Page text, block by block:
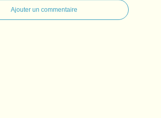
Ajouter un commentaire